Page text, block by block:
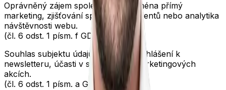
Oprávněný zájem společnosti – zejména přímý
marketing, zjišťování spokojenosti klientů nebo analytika
návštěvnosti webu.
(čl. 6 odst. 1 písm. f GDPR)
Souhlas subjektu údajů – např. při přihlášení k
newsletteru, účasti v soutěžích či marketingových
akcích.
(čl. 6 odst. 1 písm. a GDPR)